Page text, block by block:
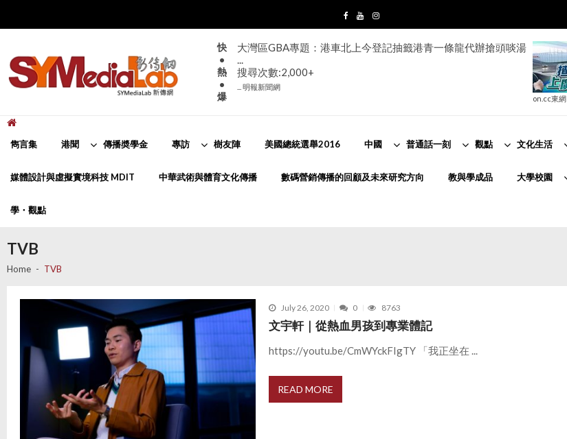
navigation
content
快
•
熱
•
爆
大灣區GBA專題：港車北上今登記抽籤港青一條龍代辦搶頭啖湯
...
搜尋次數:2,000+
... 明報新聞網
on.cc東網
雋言集 港聞 傳播奬學金 專訪 樹友陣 美國總統選舉2016 中國 普通話一刻 觀點 文化生活
媒體設計與虛擬實境科技 MDIT 中華武術與體育文化傳播 數碼營銷傳播的回顧及未來研究方向 教與學成品 大學校園
學・觀點
TVB
Home TVB
July 26, 2020 0 8763
文宇軒｜從熱血男孩到專業體記
https://youtu.be/CmWYckFIgTY 「我正坐在 ...
READ MORE